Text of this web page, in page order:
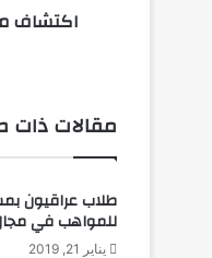
د
ن
ة
ل
ت
اكتشاف
مقالات ذات
طلاب عراقيون
للمواهب في مجال
يناير 21, 2019